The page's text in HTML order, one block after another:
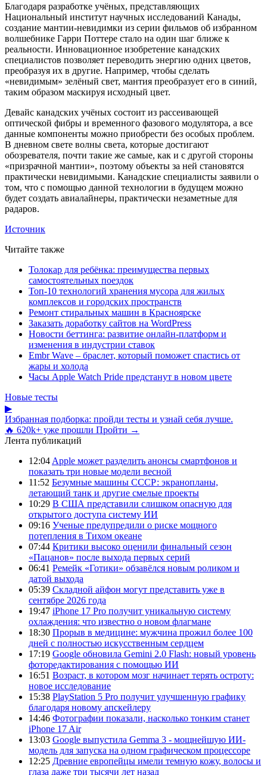
Благодаря разработке учёных, представляющих
Национальный институт научных исследований Канады,
создание мантии-невидимки из серии фильмов об избранном
волшебнике Гарри Поттере стало на один шаг ближе к
реальности. Инновационное изобретение канадских
специалистов позволяет переводить энергию одних цветов,
преобразуя их в другие. Например, чтобы сделать
«невидимым» зелёный свет, мантия преобразует его в синий,
таким образом маскируя исходный цвет.
Девайс канадских учёных состоит из рассеивающей
оптической фибры и временного фазового модулятора, а все
данные компоненты можно приобрести без особых проблем.
В дневном свете волны света, которые достигают
обозревателя, почти такие же самые, как и с другой стороны
«призрачной мантии», поэтому объекты за ней становятся
практически невидимыми. Канадские специалисты заявили о
том, что с помощью данной технологии в будущем можно
будет создать авиалайнеры, практически незаметные для
радаров.
Источник
Читайте также
Толокар для ребёнка: преимущества первых
самостоятельных поездок
Топ-10 технологий хранения мусора для жилых
комплексов и городских пространств
Ремонт стиральных машин в Красноярске
Заказать доработку сайтов на WordPress
Новости беттинга: развитие онлайн-платформ и
изменения в индустрии ставок
Embr Wave – браслет, который поможет спастись от
жары и холода
Часы Apple Watch Pride предстанут в новом цвете
Новые тесты
▶
Избранная подборка: пройди тесты и узнай себя лучше.
🔥 620k+ уже прошли Пройти →
Лента публикаций
12:04 Apple может разделить анонсы смартфонов и
показать три новые модели весной
11:52 Безумные машины СССР: экранопланы,
летающий танк и другие смелые проекты
10:29 В США представили слишком опасную для
открытого доступа систему ИИ
09:16 Ученые предупредили о риске мощного
потепления в Тихом океане
07:44 Критики высоко оценили финальный сезон
«Пацанов» после выхода первых серий
06:41 Ремейк «Готики» обзавёлся новым роликом и
датой выхода
05:39 Складной айфон могут представить уже в
сентябре 2026 года
19:47 iPhone 17 Pro получит уникальную систему
охлаждения: что известно о новом флагмане
18:30 Прорыв в медицине: мужчина прожил более 100
дней с полностью искусственным сердцем
17:19 Google обновила Gemini 2.0 Flash: новый уровень
фоторедактирования с помощью ИИ
16:51 Возраст, в котором мозг начинает терять остроту:
новое исследование
15:38 PlayStation 5 Pro получит улучшенную графику
благодаря новому апскейлеру
14:46 Фотографии показали, насколько тонким станет
iPhone 17 Air
13:03 Google выпустила Gemma 3 - мощнейшую ИИ-
модель для запуска на одном графическом процессоре
12:25 Древние европейцы имели темную кожу, волосы и
глаза даже три тысячи лет назад